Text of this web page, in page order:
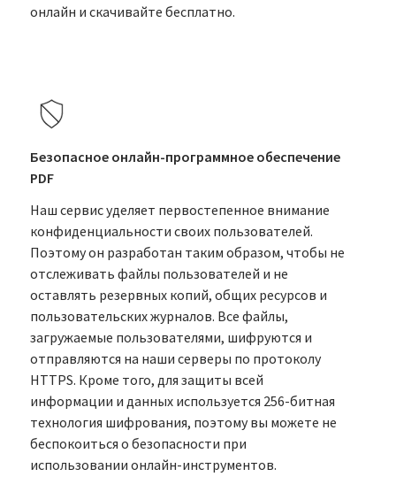
онлайн и скачивайте бесплатно.
Безопасное онлайн-программное обеспечение
PDF
Наш сервис уделяет первостепенное внимание
конфиденциальности своих пользователей.
Поэтому он разработан таким образом, чтобы не
отслеживать файлы пользователей и не
оставлять резервных копий, общих ресурсов и
пользовательских журналов. Все файлы,
загружаемые пользователями, шифруются и
отправляются на наши серверы по протоколу
HTTPS. Кроме того, для защиты всей
информации и данных используется 256-битная
технология шифрования, поэтому вы можете не
беспокоиться о безопасности при
использовании онлайн-инструментов.